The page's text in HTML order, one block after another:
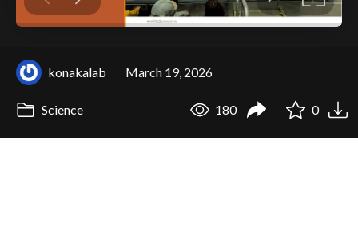
konakalab March 19, 2026
Science 180 0